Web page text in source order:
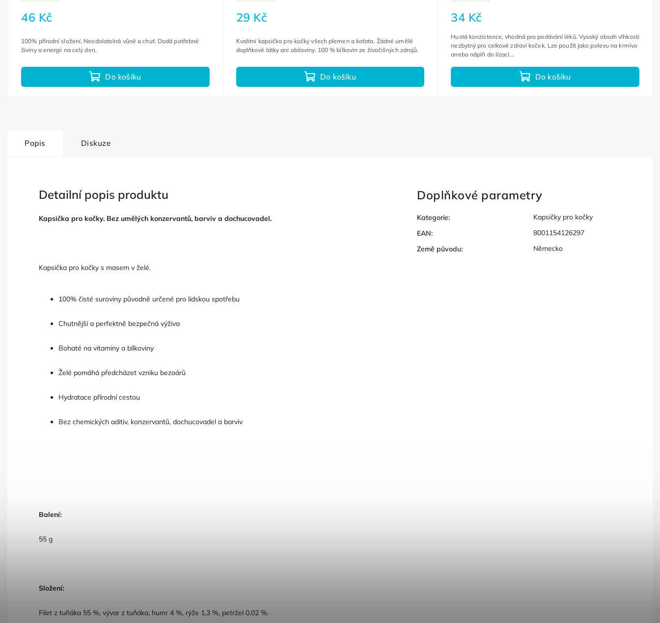
46 Kč
Do košíku
100% přírodní složení. Neodolatelná vůně a chuť. Dodá potřebné
živiny a energii na celý den.
29 Kč
Do košíku
Kvalitní kapsička pro kočky všech plemen a koťata. Žádné umělé
doplňkové látky ani obiloviny. 100 % bílkovin ze živočišných zdrojů.
34 Kč
Do košíku
Hustá konzistence, vhodná pro podávání léků. Vysoký obsah vlhkosti
nezbytný pro celkové zdraví koček. Lze použít jako polevu na krmivo
anebo náplň do lízací...
Popis Diskuze
Detailní popis produktu
Kapsička pro kočky. Bez umělých konzervantů, barviv a dochucovadel.
Kapsička pro kočky s masem v želé.
100% čisté suroviny původně určené pro lidskou spotřebu
Chutnější a perfektně bezpečná výživa
Bohaté na vitaminy a bílkoviny
Želé pomáhá předcházet vzniku bezoárů
Hydratace přírodní cestou
Bez chemických aditiv, konzervantů, dochucovadel a barviv
Balení:
55 g
Složení:
Filet z tuňáka 55 %, vývar z tuňáka, humr 4 %, rýže 1,3 %, petržel 0,02 %.
Doplňkové parametry
Kategorie:
Kapsičky pro kočky
EAN:
8001154126297
Země původu: Německo